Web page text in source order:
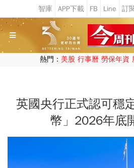
熱門： 美股 行事曆 勞保年資
英國央行正式認可穩
幣」2026年底